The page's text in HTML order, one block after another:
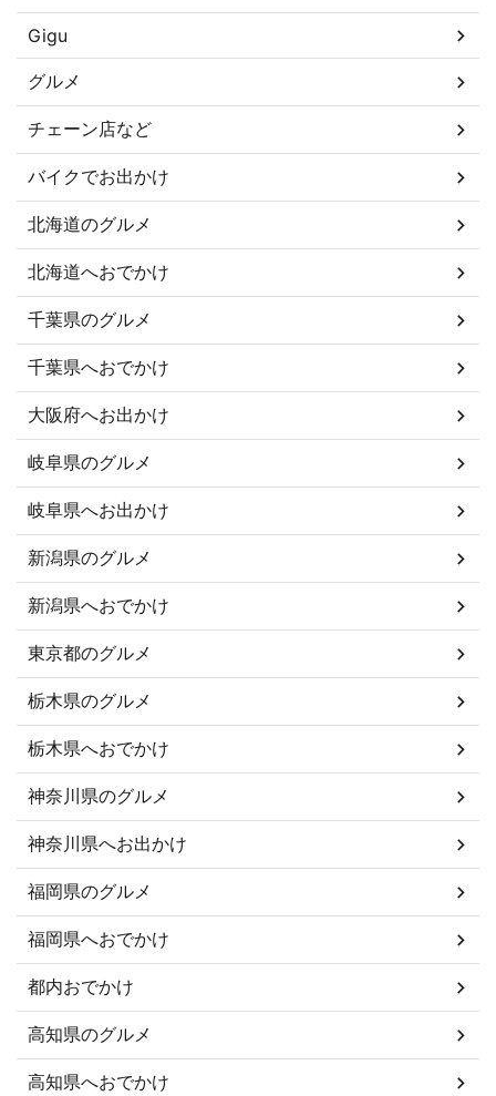
Gigu
グルメ
チェーン店など
バイクでお出かけ
北海道のグルメ
北海道へおでかけ
千葉県のグルメ
千葉県へおでかけ
大阪府へお出かけ
岐阜県のグルメ
岐阜県へお出かけ
新潟県のグルメ
新潟県へおでかけ
東京都のグルメ
栃木県のグルメ
栃木県へおでかけ
神奈川県のグルメ
神奈川県へお出かけ
福岡県のグルメ
福岡県へおでかけ
都内おでかけ
高知県のグルメ
高知県へおでかけ